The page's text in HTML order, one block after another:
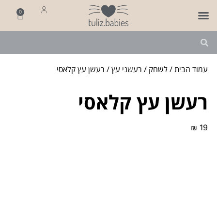
0
עמוד הבית/לשחק / רעשני עץ/ רעשן עץ קלאסי
רעשן עץ קלאסי
₪ 19